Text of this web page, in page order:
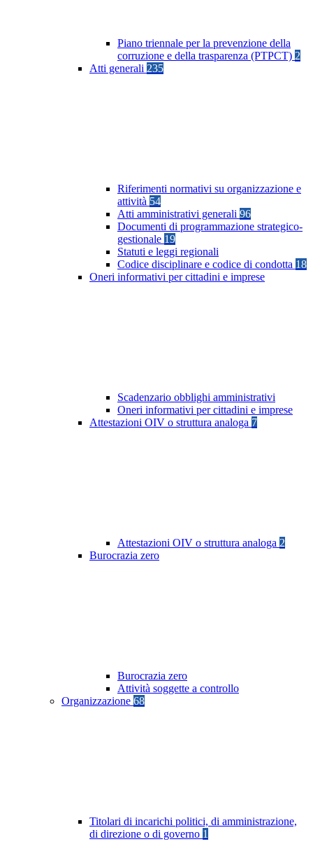
Piano triennale per la prevenzione della
corruzione e della trasparenza (PTPCT) 2
Atti generali 235
Riferimenti normativi su organizzazione e
attività 54
Atti amministrativi generali 96
Documenti di programmazione strategico-
gestionale 19
Statuti e leggi regionali
Codice disciplinare e codice di condotta 18
Oneri informativi per cittadini e imprese
Scadenzario obblighi amministrativi
Oneri informativi per cittadini e imprese
Attestazioni OIV o struttura analoga 7
Attestazioni OIV o struttura analoga 2
Burocrazia zero
Burocrazia zero
Attività soggette a controllo
Organizzazione 68
Titolari di incarichi politici, di amministrazione,
di direzione o di governo 1